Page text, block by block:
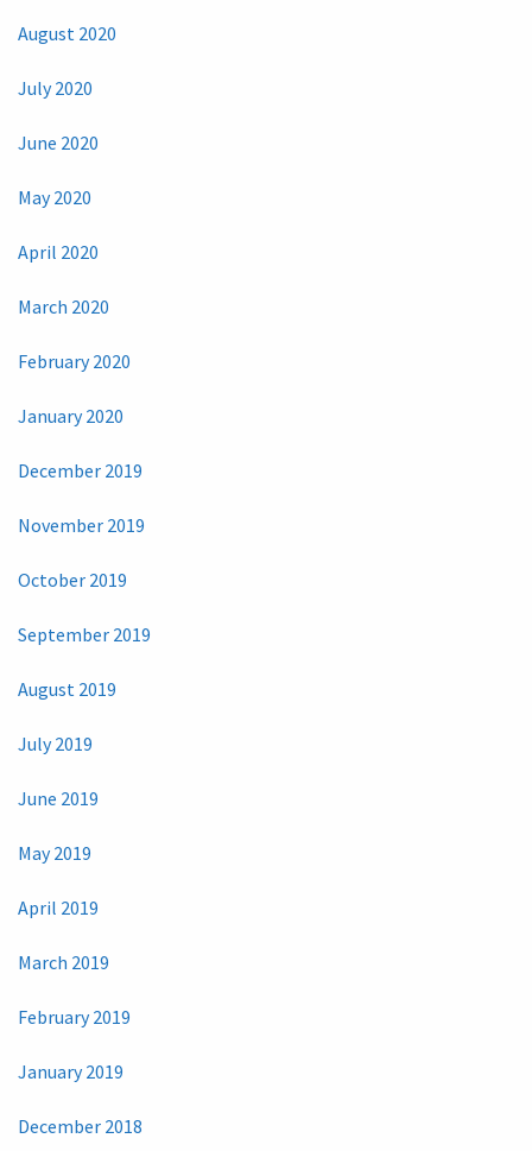
August 2020
July 2020
June 2020
May 2020
April 2020
March 2020
February 2020
January 2020
December 2019
November 2019
October 2019
September 2019
August 2019
July 2019
June 2019
May 2019
April 2019
March 2019
February 2019
January 2019
December 2018